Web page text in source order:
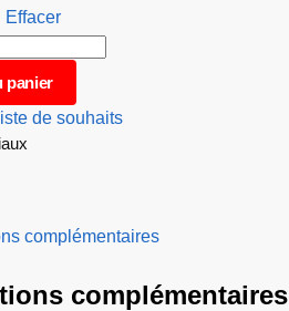
Effacer
panier
de souhaits
complémentaires
complémentaires